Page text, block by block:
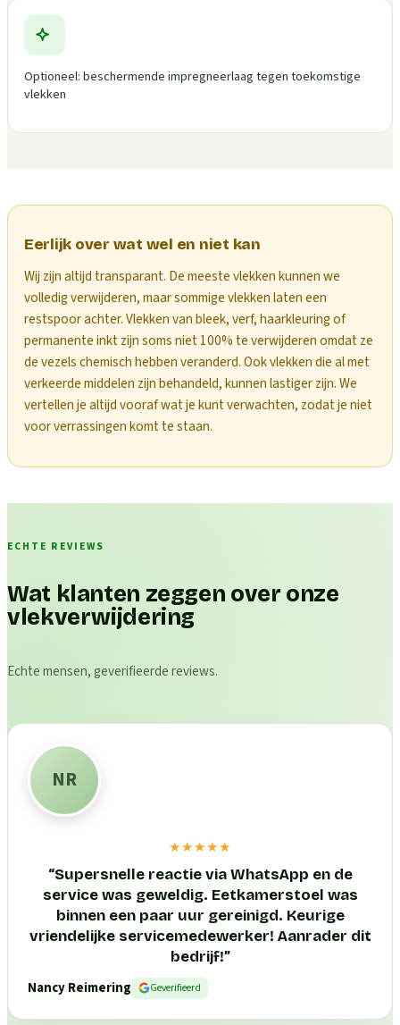
Optioneel: beschermende impregneerlaag tegen toekomstige
vlekken
Eerlijk over wat wel en niet kan
Wij zijn altijd transparant. De meeste vlekken kunnen we
volledig verwijderen, maar sommige vlekken laten een
restspoor achter. Vlekken van bleek, verf, haarkleuring of
permanente inkt zijn soms niet 100% te verwijderen omdat ze
de vezels chemisch hebben veranderd. Ook vlekken die al met
verkeerde middelen zijn behandeld, kunnen lastiger zijn. We
vertellen je altijd vooraf wat je kunt verwachten, zodat je niet
voor verrassingen komt te staan.
ECHTE REVIEWS
Wat klanten zeggen over onze
vlekverwijdering
Echte mensen, geverifieerde reviews.
NR
★★★★★
“Supersnelle reactie via WhatsApp en de
service was geweldig. Eetkamerstoel was
binnen een paar uur gereinigd. Keurige
vriendelijke servicemedewerker! Aanrader dit
bedrijf!”
Nancy Reimering
Geverifieerd